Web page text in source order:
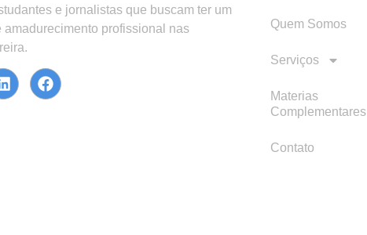
e jornalistas que buscam ter um
amadurecimento profissional nas
Quem Somos
Serviços
Materias
Complementares
Contato